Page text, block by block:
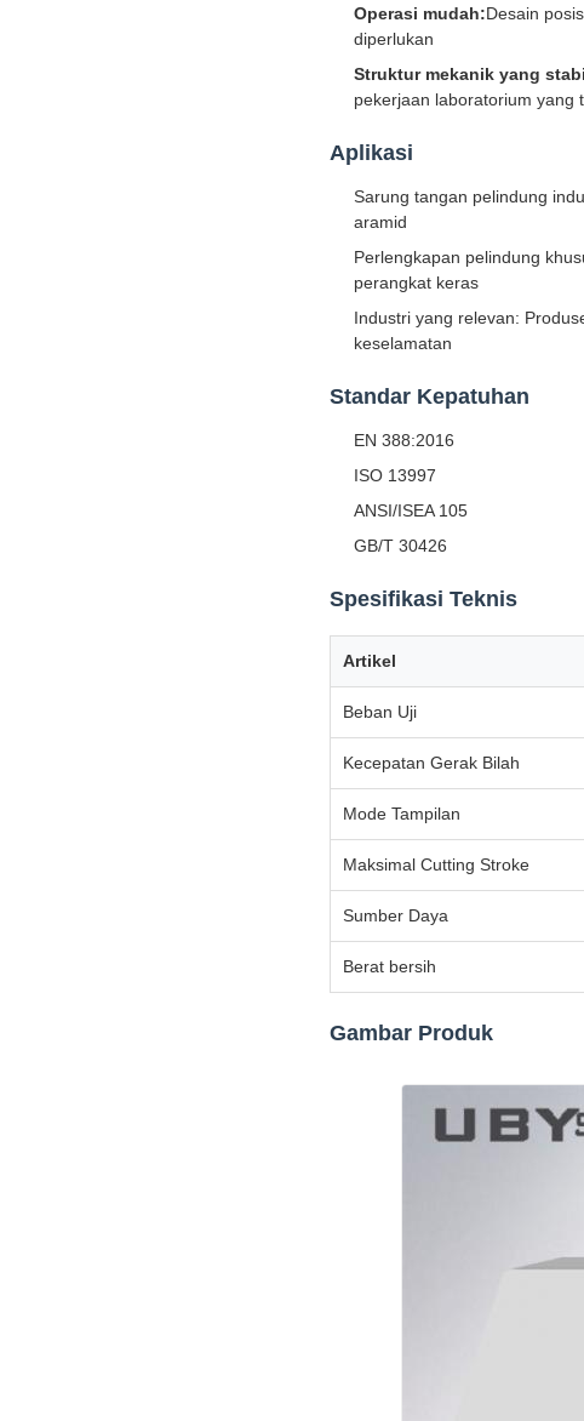
Operasi mudah:Desain
diperlukan
Struktur mekanik yang
pekerjaan laboratorium yang
Aplikasi
Sarung tangan pelindung
aramid
Perlengkapan pelindung
perangkat keras
Industri yang relevan:
keselamatan
Standar Kepatuhan
EN 388:2016
ISO 13997
ANSI/ISEA 105
GB/T 30426
Spesifikasi Teknis
Artikel
Beban Uji
Kecepatan Gerak Bilah
Mode Tampilan
Maksimal Cutting Stroke
Sumber Daya
Berat bersih
Gambar Produk